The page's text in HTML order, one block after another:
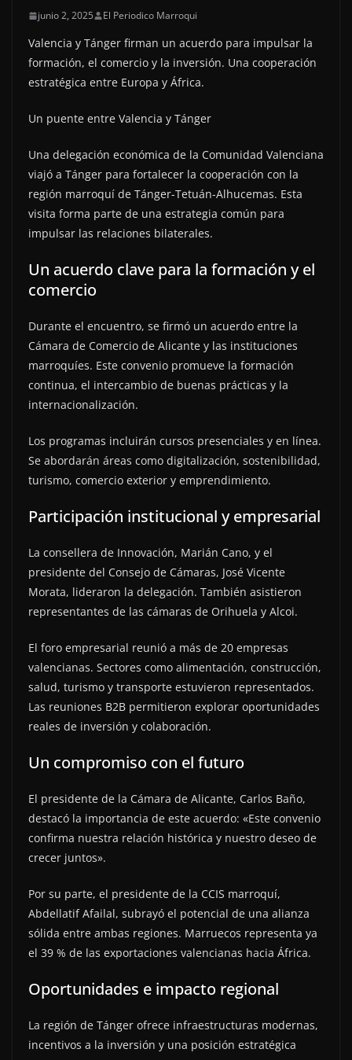
junio 2, 2025 El Periodico Marroqui
Valencia y Tánger firman un acuerdo para impulsar la
formación, el comercio y la inversión. Una cooperación
estratégica entre Europa y África.
Un puente entre Valencia y Tánger
Una delegación económica de la Comunidad Valenciana
viajó a Tánger para fortalecer la cooperación con la
región marroquí de Tánger-Tetuán-Alhucemas. Esta
visita forma parte de una estrategia común para
impulsar las relaciones bilaterales.
Un acuerdo clave para la formación y el
comercio
Durante el encuentro, se firmó un acuerdo entre la
Cámara de Comercio de Alicante y las instituciones
marroquíes. Este convenio promueve la formación
continua, el intercambio de buenas prácticas y la
internacionalización.
Los programas incluirán cursos presenciales y en línea.
Se abordarán áreas como digitalización, sostenibilidad,
turismo, comercio exterior y emprendimiento.
Participación institucional y empresarial
La consellera de Innovación, Marián Cano, y el
presidente del Consejo de Cámaras, José Vicente
Morata, lideraron la delegación. También asistieron
representantes de las cámaras de Orihuela y Alcoi.
El foro empresarial reunió a más de 20 empresas
valencianas. Sectores como alimentación, construcción,
salud, turismo y transporte estuvieron representados.
Las reuniones B2B permitieron explorar oportunidades
reales de inversión y colaboración.
Un compromiso con el futuro
El presidente de la Cámara de Alicante, Carlos Baño,
destacó la importancia de este acuerdo: «Este convenio
confirma nuestra relación histórica y nuestro deseo de
crecer juntos».
Por su parte, el presidente de la CCIS marroquí,
Abdellatif Afailal, subrayó el potencial de una alianza
sólida entre ambas regiones. Marruecos representa ya
el 39 % de las exportaciones valencianas hacia África.
Oportunidades e impacto regional
La región de Tánger ofrece infraestructuras modernas,
incentivos a la inversión y una posición estratégica